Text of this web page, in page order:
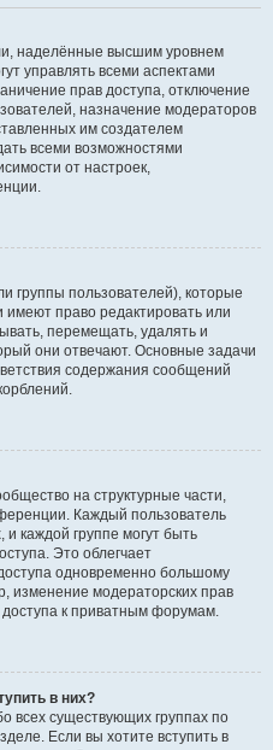
наделённые высшим уровнем
управлять всеми аспектами
прав доступа, отключение
назначение модераторов
им создателем
всеми возможностями
от настроек,
группы пользователей), которые
право редактировать или
перемещать, удалять и
они отвечают. Основные задачи
содержания сообщений
на структурные части,
Каждый пользователь
и каждой группе могут быть
Это облегчает
одновременно большому
изменение модераторских прав
к приватным форумам.
в них?
всех существующих группах по
Если вы хотите вступить в